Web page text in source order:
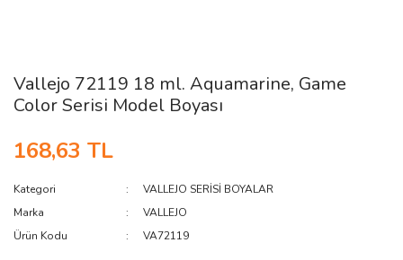
Vallejo 72119 18 ml. Aquamarine, Game
Color Serisi Model Boyası
168,63 TL
Kategori
VALLEJO SERİSİ BOYALAR
Marka
VALLEJO
Ürün Kodu
VA72119